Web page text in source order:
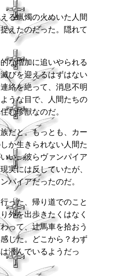
る蝋燭の火めいた人間
えたのだった。隠れて
な増加に追いやられる
びを迎えるはずはない
絡を絶って、消息不明
うな目で、人間たちの
む珍獣なのだ。
だと。もっとも、カー
か生きられない人間た
い、彼らヴァンパイア
実には反していたが、
パイアだったのだ。
った、帰り道でのこと
外を出歩きたくはなく
って、辻馬車を拾おう
じた。どこから？わず
潜んでいるようだっ